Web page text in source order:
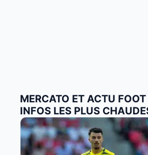
MERCATO ET ACTU FOOT
INFOS LES PLUS